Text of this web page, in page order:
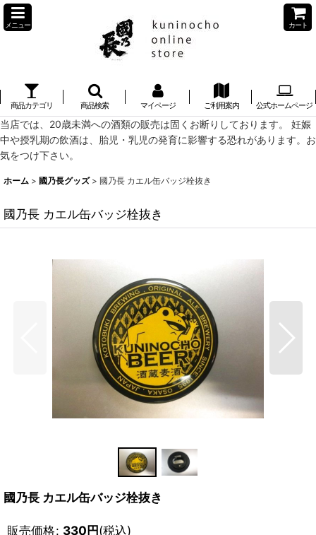
メニュー カート
商品カテゴリ 商品検索 マイページ ご利用案内 公式ホームページ
当店では、20歳未満への酒類の販売は固くお断りしております。 妊娠
中や授乳期の飲酒は、胎児・乳児の発育に影響する恐れがあります。お
気をつけ下さい。
ホーム > 國乃長グッズ > 國乃長 カエル缶バッジ栓抜き
國乃長 カエル缶バッジ栓抜き
國乃長 カエル缶バッジ栓抜き
販売価格: 330円(税込)